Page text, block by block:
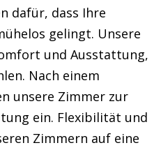
dafür, dass Ihre
gelingt. Unsere
und Ausstattung,
Nach einem
unsere Zimmer zur
ein. Flexibilität und
Zimmern auf eine